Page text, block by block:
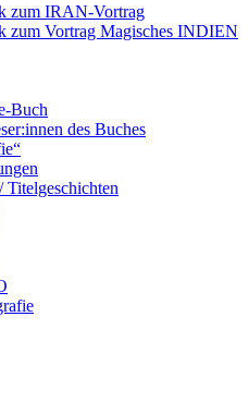
IRAN-Vortrag
Vortrag Magisches INDIEN
Buch
des Buches
Titelgeschichten